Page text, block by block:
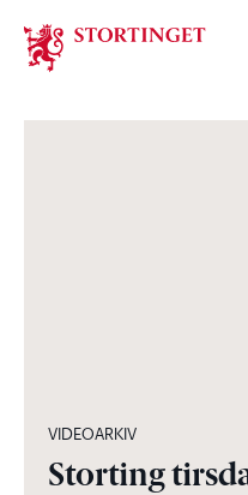
Stortinget.no
VIDEOARKIV
Storting